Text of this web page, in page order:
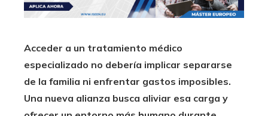
Acceder a un tratamiento médico
especializado no debería implicar separarse
de la familia ni enfrentar gastos imposibles.
Una nueva alianza busca aliviar esa carga y